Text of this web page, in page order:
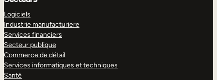
Logiciels
Industrie manufacturiere
Services financiers
Secteur publique
Commerce de détail
Services informatiques et techniques
Santé